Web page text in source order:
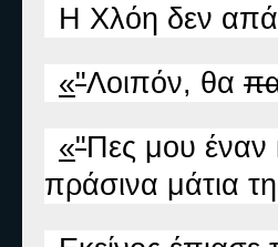
Η Χλόη δεν
«"Λοιπόν, θα
«"Πες μου
πράσινα μάτια